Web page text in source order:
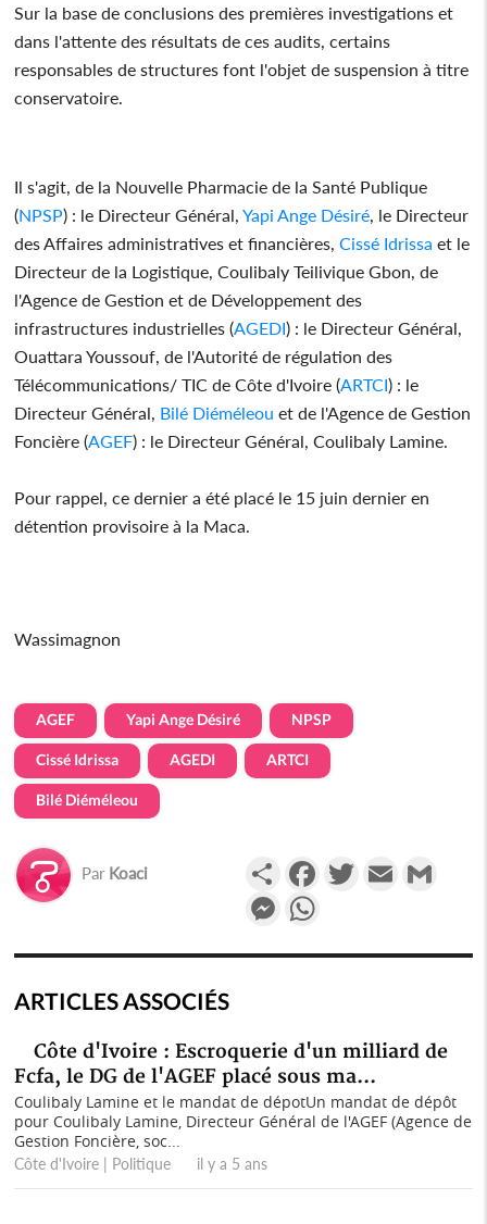
Sur la base de conclusions des premières investigations et
dans l'attente des résultats de ces audits, certains
responsables de structures font l'objet de suspension à titre
conservatoire.
Il s'agit, de la Nouvelle Pharmacie de la Santé Publique
(NPSP) : le Directeur Général,Yapi Ange Désiré, le Directeur
des Affaires administratives et financières,Cissé Idrissa et le
Directeur de la Logistique, Coulibaly Teilivique Gbon, de
l'Agence de Gestion et de Développement des
infrastructures industrielles (AGEDI) : le Directeur Général,
Ouattara Youssouf, de l'Autorité de régulation des
Télécommunications/ TIC de Côte d'Ivoire (ARTCI) : le
Directeur Général, Bilé Diéméleou et de l'Agence de Gestion
Foncière (AGEF) : le Directeur Général, Coulibaly Lamine.
Pour rappel, ce dernier a été placé le 15 juin dernier en
détention provisoire à la Maca.
Wassimagnon
AGEF Yapi Ange Désiré NPSP
Cissé Idrissa AGEDI ARTCI
Bilé Diéméleou
Par Koaci PartagerFacebookTwitterEmail
Messenger
ARTICLES ASSOCIÉS
Côte d'Ivoire : Escroquerie d'un milliard de
Fcfa, le DG de l'AGEF placé sous ma...
Coulibaly Lamine et le mandat de dépotUn mandat de dépôt
pour Coulibaly Lamine, Directeur Général de l'AGEF (Agence de
Gestion Foncière, soc...
Côte d'Ivoire | Politique il y a 5 ans